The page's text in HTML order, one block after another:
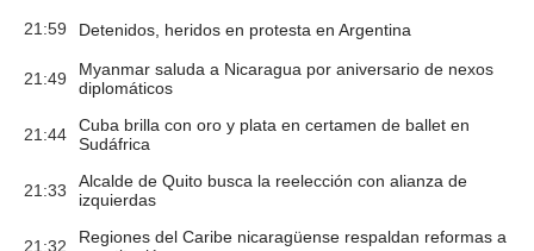
21:59 Detenidos, heridos en protesta en Argentina
21:49
Myanmar saluda a Nicaragua por aniversario de nexos
diplomáticos
21:44
Cuba brilla con oro y plata en certamen de ballet en
Sudáfrica
21:33
Alcalde de Quito busca la reelección con alianza de
izquierdas
21:32
Regiones del Caribe nicaragüense respaldan reformas a